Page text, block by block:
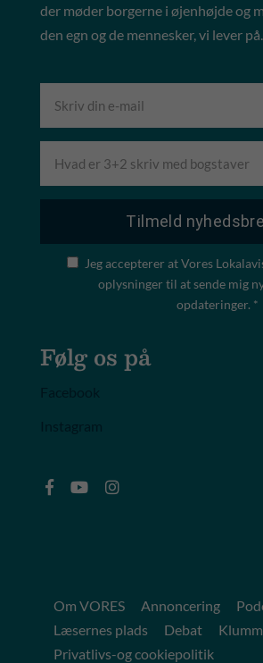
der møder borgerne i øjenhøjde og
den egn og de mennesker, vi lever på.
Jeg accepterer at Vores
oplysninger til at sende mig
opdateringer. *
Følg os på
Om VORES Annoncering
Læsernes plads
Debat
Privatlivs-og cookiepolitik